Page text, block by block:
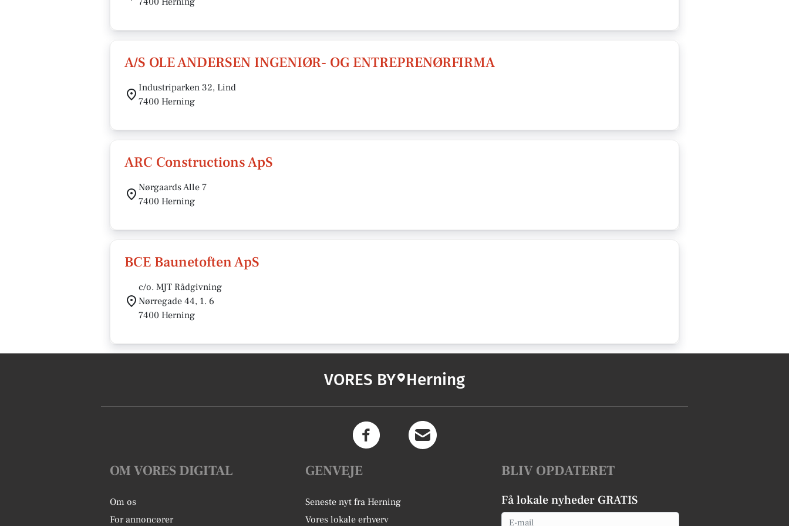
A/S OLE ANDERSEN INGENIØR- OG ENTREPRENØRFIRMA
Industriparken 32, Lind
7400 Herning
ARC Constructions ApS
Nørgaards Alle 7
7400 Herning
BCE Baunetoften ApS
c/o. MJT Rådgivning
Nørregade 44, 1. 6
7400 Herning
VORES BY Herning
OM VORES DIGITAL
Om os
For annoncører
GENVEJE
Seneste nyt fra Herning
Vores lokale erhverv
BLIV OPDATERET
Få lokale nyheder GRATIS
Email